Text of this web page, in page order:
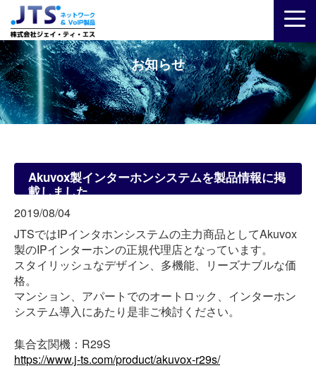
お知らせ
Akuvox製インターホンシステムを製品情報に掲
載しました
2019/08/04
JTSではIPインタホンシステムの主力商品としてAkuvox
製のIPインターホンの正規代理店となっています。
スタイリッシュなデザイン、多機能、リーズナブルな価
格。
マンション、アパートでのオートロック、インターホン
システム導入にあたり是非ご検討ください。
集合玄関機：R29S
https://www.j-ts.com/product/akuvox-r29s/